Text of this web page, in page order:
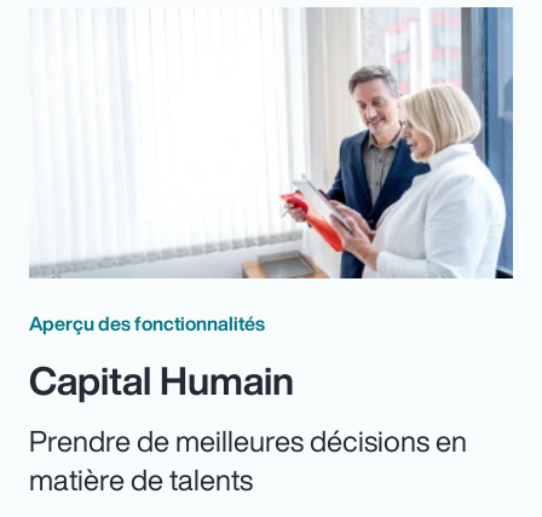
Aperçu des fonctionnalités
Capital Humain
Prendre de meilleures décisions en
matière de talents